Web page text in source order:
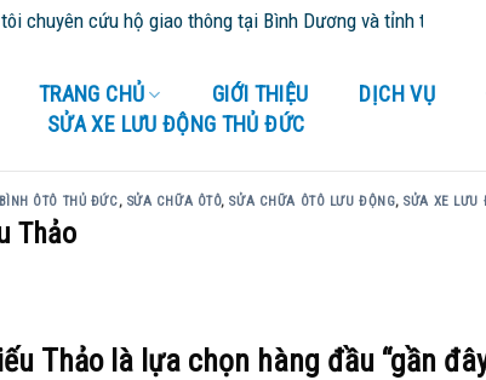
hộ giao thông tại Bình Dương và tỉnh thành lân cận - Cứu
TRANG CHỦ GIỚI THIỆU DỊCH VỤ
SỬA XE LƯU ĐỘNG THỦ ĐỨC
ÔTÔ THỦ ĐỨC, SỬA CHỮA ÔTÔ,SỬA CHỮA ÔTÔ LƯU ĐỘNG,SỬA XE LƯU
Thảo
Thảo là lựa chọn hàng đầu “gần